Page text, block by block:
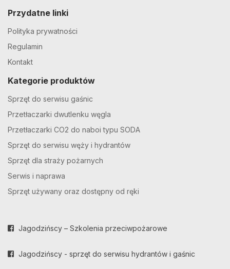
Przydatne linki
Polityka prywatności
Regulamin
Kontakt
Kategorie produktów
Sprzęt do serwisu gaśnic
Przetłaczarki dwutlenku węgla
Przetłaczarki CO2 do naboi typu SODA
Sprzęt do serwisu węży i hydrantów
Sprzęt dla straży pożarnych
Serwis i naprawa
Sprzęt używany oraz dostępny od ręki
Jagodzińscy – Szkolenia przeciwpożarowe
Jagodzińscy - sprzęt do serwisu hydrantów i gaśnic